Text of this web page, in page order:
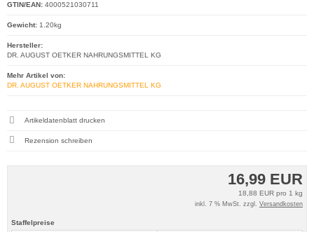
16,99 EUR
18,88 EUR pro 1 kg
inkl. 7 % MwSt. zzgl. Versandkosten
Staffelpreise
GTIN/EAN: 4000521030711
Gewicht: 1.20kg
Hersteller:
DR. AUGUST OETKER NAHRUNGSMITTEL KG
Mehr Artikel von:
DR. AUGUST OETKER NAHRUNGSMITTEL KG
Artikeldatenblatt drucken
Rezension schreiben